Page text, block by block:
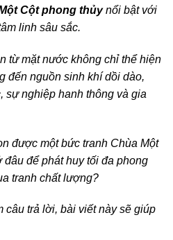
Cột phong thủynổi bật với
linh sâu sắc.
từ mặt nước không chỉ thể hiện
đến nguồn sinh khí dồi dào,
sự nghiệp hanh thông và gia
được một bức tranh Chùa Một
đâu để phát huy tối đa phong
tranh chất lượng?
câu trả lời, bài viết này sẽ giúp